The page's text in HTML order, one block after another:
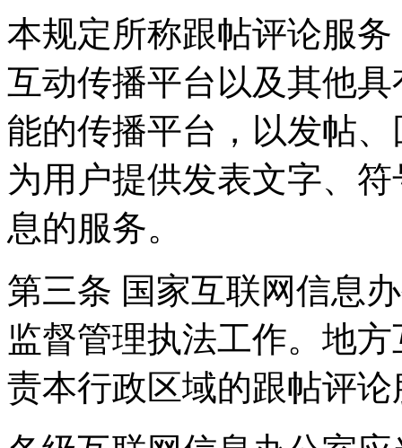
本规定所称跟帖评论服
互动传播平台以及其他
能的传播平台，以发帖
为用户提供发表文字、
息的服务。
第三条 国家互联网信息
监督管理执法工作。地
责本行政区域的跟帖评